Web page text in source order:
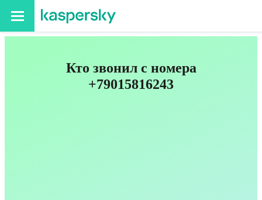
Кто звонил с номера
+79015816243